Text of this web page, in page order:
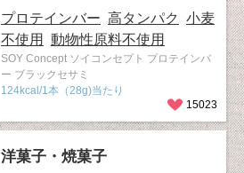
プロテインバー 高タンパク
小麦
不使用
動物性原料不使用
SOY Concept ソイコンセプト プロテインバ
ー ブラックセサミ
124kcal/1本（28g)当たり
15023
洋菓子・焼菓子